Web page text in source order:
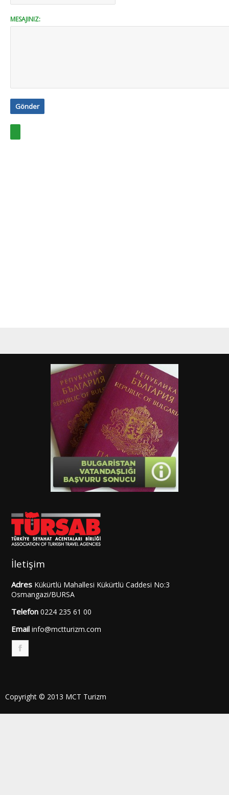
MESAJINIZ:
İletişim
Adres Kükürtlü Mahallesi Kükürtlü Caddesi No:3
Osmangazi/BURSA
Telefon0224 235 61 00
Emailinfo@mctturizm.com
F
Copyright © 2013 MCT Turizm